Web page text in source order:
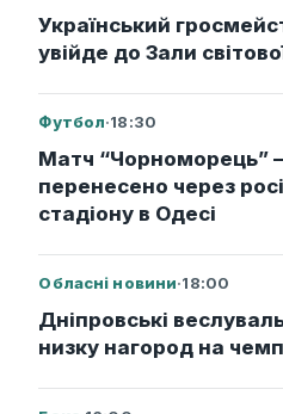
Український
увійде до Зали
Футбол·18:30
Матч “Чорноморець”
перенесено через
стадіону в Одесі
Обласні новини·18:00
Дніпровські
низку нагород на